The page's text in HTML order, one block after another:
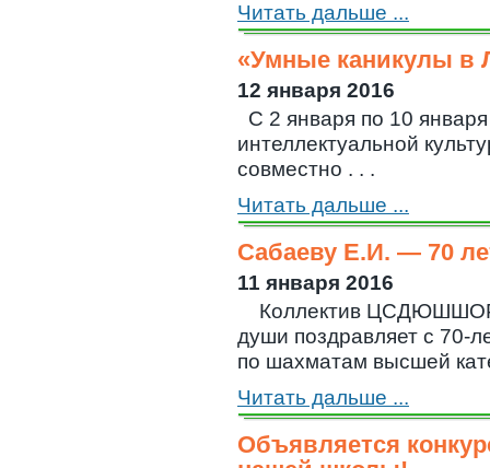
Читать дальше ...
«Умные каникулы в
12 января 2016
С 2 января по 10
интеллектуальной
совместно . . .
Читать дальше ...
Сабаеву Е.И. — 70
11 января 2016
Коллектив ЦСДЮШШОР
души поздравляет c 70-
по шахматам высшей
Читать дальше ...
Объявляется